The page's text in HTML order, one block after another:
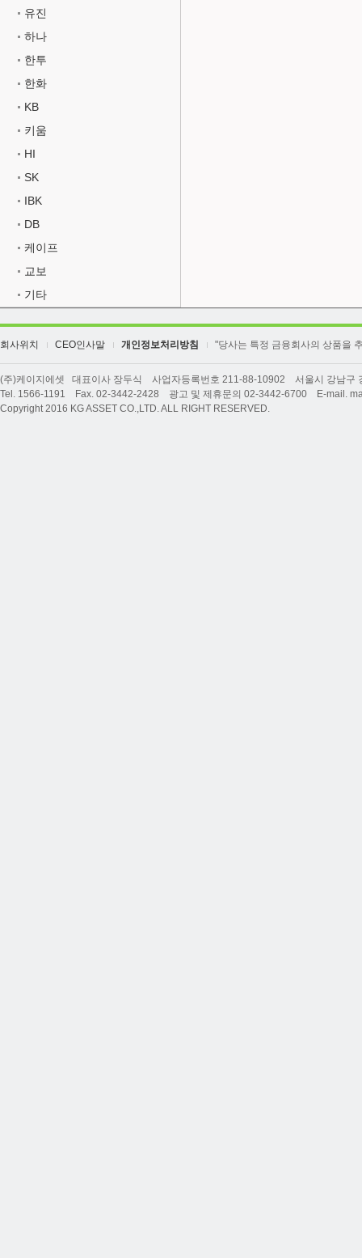
유진
하나
한투
한화
KB
키움
HI
SK
IBK
DB
케이프
교보
기타
회사위치 CEO인사말 개인정보처리방침 "당사는 특정 금융회사의 상품을
(주)케이지에셋 대표이사 장두식 사업자등록번호 211-88-10902 서울시 강남구
Tel. 1566-1191 Fax. 02-3442-2428 광고 및 제휴문의 02-3442-6700 E-mail.
Copyright 2016 KG ASSET CO.,LTD. ALL RIGHT RESERVED.